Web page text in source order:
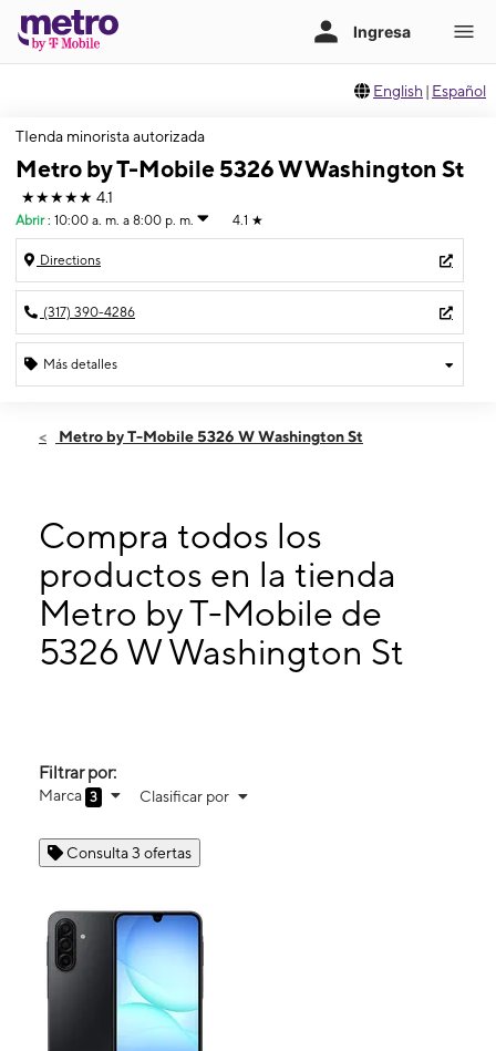
English | Español
TIenda minorista autorizada
Metro by T-Mobile 5326 W Washington St
★★★★★ 4.1
Abrir : 10:00 a. m. a 8:00 p. m. 4.1 ★
Directions
(317) 390-4286
Más detalles
Viernes:10:00 a. m. a 8:00 p. m.
Martes:
10:00 a. m. a 8:00 p. m.
Miérc: 10:00 a. m. a 8:00 p. m.
Jueves:10:00 a. m. a 8:00 p. m.
5326 W Washington St Indianapolis, IN 46241
Metro by T-Mobile 5326 W Washington St
Compra todos los
productos en la tienda
Metro by T-Mobile de
5326 W Washington St
Filtrar por:
Marca 3 Clasificar por
Consulta 3 ofertas